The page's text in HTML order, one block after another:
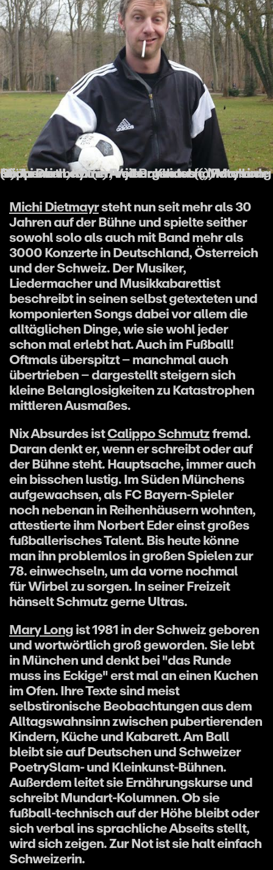
Michi Dietmayr (c) Anja Pankotsch, Mary Long (c) Jasmin Leuxner, Volker Keidel (c) Fotobude Gröbenzell, Katrin Freiburgshaus (c) Marvin Ruppert
Michi Dietmayrsteht nun seit mehr als 30
Jahren auf der Bühne und spielte seither
sowohl solo als auch mit Band mehr als
3000 Konzerte in Deutschland, Österreich
und der Schweiz. Der Musiker,
Liedermacher und Musikkabarettist
beschreibt in seinen selbst getexteten und
komponierten Songs dabei vor allem die
alltäglichen Dinge, wie sie wohl jeder
schon mal erlebt hat. Auch im Fußball!
Oftmals überspitzt – manchmal auch
übertrieben – dargestellt steigern sich
kleine Belanglosigkeiten zu Katastrophen
mittleren Ausmaßes.
Nix Absurdes istCalippo Schmutzfremd.
Daran denkt er, wenn er schreibt oder auf
der Bühne steht. Hauptsache, immer auch
ein bisschen lustig. Im Süden Münchens
aufgewachsen, als FC Bayern-Spieler
noch nebenan in Reihenhäusern wohnten,
attestierte ihm Norbert Eder einst großes
fußballerisches Talent. Bis heute könne
man ihn problemlos in großen Spielen zur
78. einwechseln, um da vorne nochmal
für Wirbel zu sorgen. In seiner Freizeit
hänselt Schmutz gerne Ultras.
Mary Longist 1981 in der Schweiz geboren
und wortwörtlich groß geworden. Sie lebt
in München und denkt bei "das Runde
muss ins Eckige" erst mal an einen Kuchen
im Ofen. Ihre Texte sind meist
selbstironische Beobachtungen aus dem
Alltagswahnsinn zwischen pubertierenden
Kindern, Küche und Kabarett. Am Ball
bleibt sie auf Deutschen und Schweizer
PoetrySlam- und Kleinkunst-Bühnen.
Außerdem leitet sie Ernährungskurse und
schreibt Mundart-Kolumnen. Ob sie
fußball-technisch auf der Höhe bleibt oder
sich verbal ins sprachliche Abseits stellt,
wird sich zeigen. Zur Not ist sie halt einfach
Schweizerin.